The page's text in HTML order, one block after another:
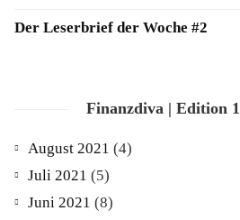
Der Leserbrief der Woche #2
Finanzdiva | Edition 1
August 2021 (4)
Juli 2021 (5)
Juni 2021 (8)